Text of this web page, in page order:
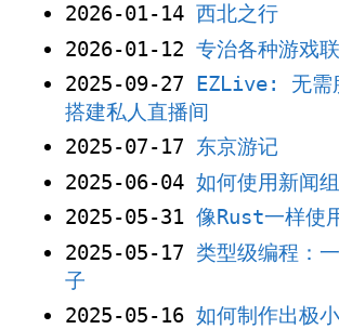
2026-01-14 西北之行
2026-01-12 专治各种游戏
2025-09-27 EZLive: 无需
搭建私人直播间
2025-07-17 东京游记
2025-06-04 如何使用新闻组
2025-05-31 像Rust一样使
2025-05-17 类型级编程：
子
2025-05-16 如何制作出极